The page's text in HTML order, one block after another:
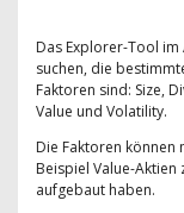
Das Explorer-Tool
suchen, die
Faktoren sind: Size,
Value und Volatility.
Die Faktoren
Beispiel Value-
aufgebaut haben.